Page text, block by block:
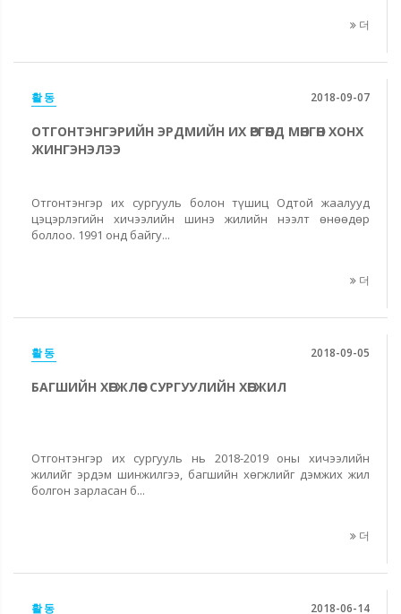
더
활동 2018-09-07
ОТГОНТЭНГЭРИЙН ЭРДМИЙН ИХ ӨРГӨӨНД МӨНГӨН ХОНХ
ЖИНГЭНЭЛЭЭ
Отгонтэнгэр их сургууль болон түшиц Одтой жаалууд
цэцэрлэгийн хичээлийн шинэ жилийн нээлт өнөөдөр
боллоо. 1991 онд байгу...
더
활동 2018-09-05
БАГШИЙН ХӨГЖЛӨӨС СУРГУУЛИЙН ХӨГЖИЛ
Отгонтэнгэр их сургууль нь 2018-2019 оны хичээлийн
жилийг эрдэм шинжилгээ, багшийн хөгжлийг дэмжих жил
болгон зарласан б...
더
활동 2018-06-14